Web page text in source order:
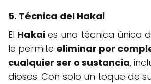
5. Técnica del Hakai
El Hakai es una técnica única
le permite eliminar por
cualquier ser o sustancia,
dioses. Con solo un toque de